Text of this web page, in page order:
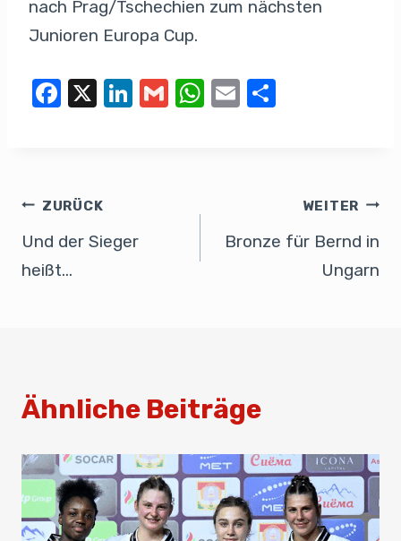
nach Prag/Tschechien zum nächsten
Junioren Europa Cup.
F
b
o
o
X
Li
n
G
W E
ZURÜCK
Und der Sieger
heißt…
WEITER
Bronze für Bernd in
Ungarn
Ähnliche Beiträge